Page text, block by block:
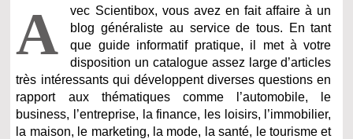
A
vec Scientibox, vous avez en fait affaire à un
blog généraliste au service de tous. En tant
que guide informatif pratique, il met à votre
disposition un catalogue assez large d’articles
très intéressants qui développent diverses questions en
rapport aux thématiques comme l’automobile, le
business, l’entreprise, la finance, les loisirs, l’immobilier,
la maison, le marketing, la mode, la santé, le tourisme et